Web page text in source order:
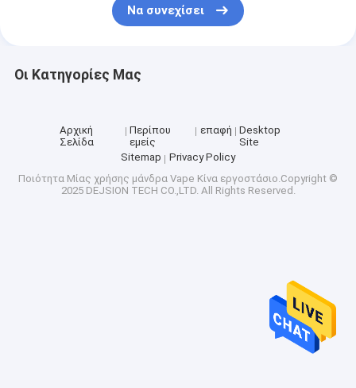
Να συνεχίσει
Οι Κατηγορίες Μας
Αρχική
Σελίδα
Περίπου
εμείς
επαφή
Desktop
Site
Sitemap
Privacy Policy
Ποιότητα Μίας χρήσης μάνδρα Vape Κίνα εργοστάσιο.Copyright ©
2025 DEJSION TECH CO.,LTD. All Rights Reserved.